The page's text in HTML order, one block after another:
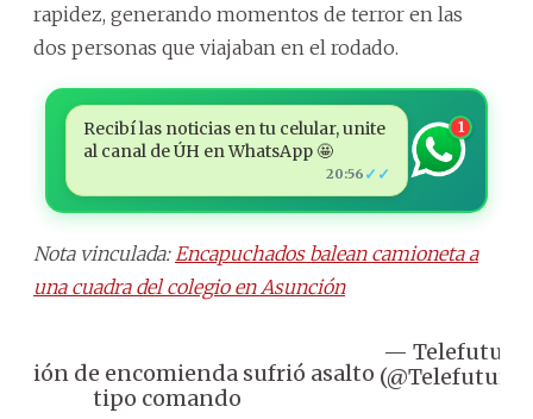
rapidez, generando momentos de terror en las
dos personas que viajaban en el rodado.
Recibí las noticias en tu celular, unite
al canal de ÚH en WhatsApp 🤩
20:56 ✓✓
1
Nota vinculada: Encapuchados balean camioneta a
una cuadra del colegio en Asunción
de encomienda sufrió asalto
tipo comando
— Telefuturo
(@Telefuturo)